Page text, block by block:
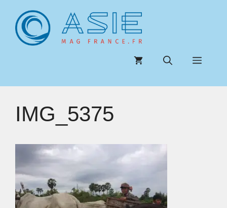
contenu
Menu
IMG_5375